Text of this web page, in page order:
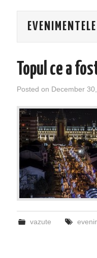
Topul ce a
Posted on December
vazute